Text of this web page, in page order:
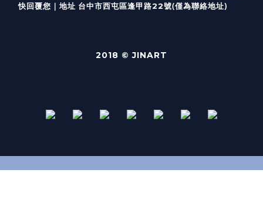
快回覆您｜ 地址 台中市西屯區逢甲路22號(僅為聯絡地址)
2018 © JINART